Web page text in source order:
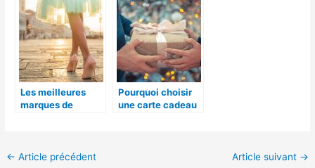
Les meilleures
marques de
Pourquoi choisir
une carte cadeau
← Article précédent Article suivant →